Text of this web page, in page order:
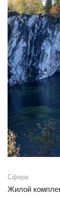
Сфера
Жилой